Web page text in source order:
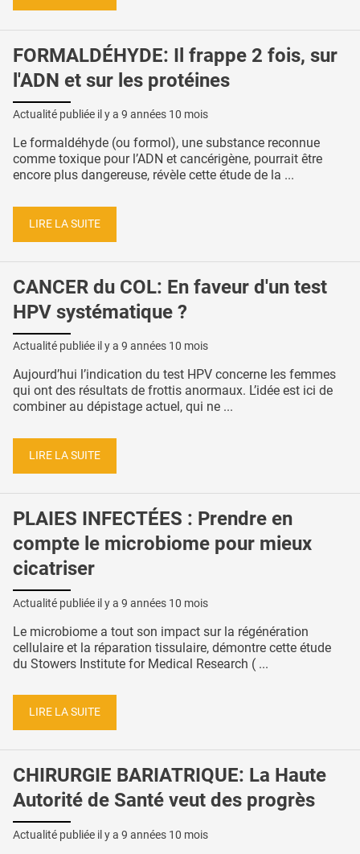
FORMALDÉHYDE: Il frappe 2 fois, sur
l'ADN et sur les protéines
Actualité publiée il y a 9 années 10 mois
Le formaldéhyde (ou formol), une substance reconnue
comme toxique pour l’ADN et cancérigène, pourrait être
encore plus dangereuse, révèle cette étude de la ...
LIRE LA SUITE
CANCER du COL: En faveur d'un test
HPV systématique ?
Actualité publiée il y a 9 années 10 mois
Aujourd’hui l’indication du test HPV concerne les femmes
qui ont des résultats de frottis anormaux. L’idée est ici de
combiner au dépistage actuel, qui ne ...
LIRE LA SUITE
PLAIES INFECTÉES : Prendre en
compte le microbiome pour mieux
cicatriser
Actualité publiée il y a 9 années 10 mois
Le microbiome a tout son impact sur la régénération
cellulaire et la réparation tissulaire, démontre cette étude
du Stowers Institute for Medical Research ( ...
LIRE LA SUITE
CHIRURGIE BARIATRIQUE: La Haute
Autorité de Santé veut des progrès
Actualité publiée il y a 9 années 10 mois